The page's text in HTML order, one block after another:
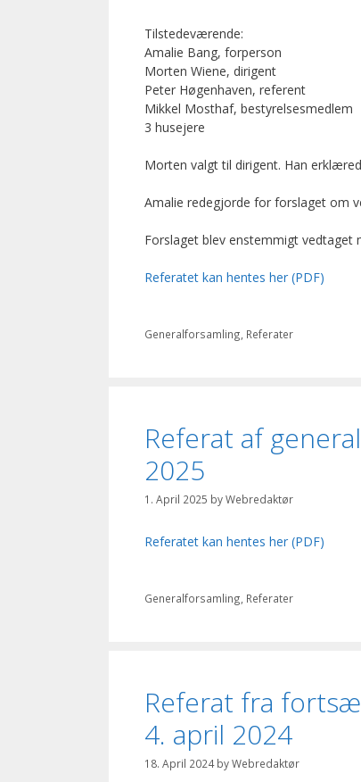
Tilstedeværende:
Amalie Bang, forperson
Morten Wiene, dirigent
Peter Høgenhaven, referent
Mikkel Mosthaf, bestyrelsesmedlem
3 husejere
Morten valgt til dirigent. Han
Amalie redegjorde for forslaget om
Forslaget blev enstemmigt vedtaget
Referatet kan hentes her (PDF)
Categories
Generalforsamling, Referater
Referat af
2025
1. April 2025 byWebredaktør
Referatet kan hentes her (PDF)
Categories
Generalforsamling Referater
Referat fra
4. april 2024
18. April 2024 byWebredaktør